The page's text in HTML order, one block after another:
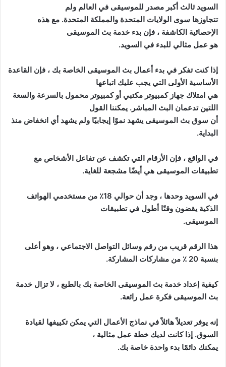
السويد ثالث أكبر مصدر للموسيقى في العالم ولم
تتجاوزها سوى الولايات المتحدة والمملكة المتحدة. مع هذه
الإحصائية الكاشفة ، فإن بدء خدمة بث الموسيقى
هو عمل مثالي للبدء في السويد.
إذا كنت تفكر في بدء أعمال بث الموسيقى الخاصة بك ، فإن القاعدة
الأساسية الأولى التي يجب عليك اتباعها
هي امتلاك جهاز كمبيوتر مكتبي أو كمبيوتر محمول بالسرعة والسعة
اللتين تدعمان البث المباشر. يمكننا القول
أن سوق بث الموسيقى يشهد نموًا إيجابيًا ولم يشهد أي انخفاض منذ
البداية.
في الواقع ، فإن الأرقام التي تكشف عن تفاعل الأشخاص مع
تطبيقات الموسيقى هي أيضًا مشجعة للغاية.
في السويد وحدها ، وجد أن حوالي 18٪ من مستخدمي الهواتف
الذكية يقضون وقتًا أطول في تطبيقات
الموسيقى.
هذا الرقم قريب من رقم وسائل التواصل الاجتماعي ، وهو أعلى
بنسبة 20 ٪ من مشاركات المشاركة.
كيفية إعداد خدمة بث الموسيقى الخاصة بك بالطبع ، لا تزال خدمة
بث الموسيقى فكرة عمل رائعة.
إنه يوفر تعديلاً هائلاً في نماذج الأعمال التي يمكن تكييفها لقيادة
السوق. إذا كانت لديك خطة عمل مثالية ،
يمكنك دائمًا بدء واحدة خاصة بك.